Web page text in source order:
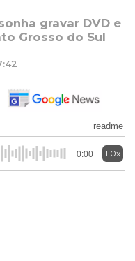
gravar DVD e
Grosso do Sul
readme
0:00 1.0x